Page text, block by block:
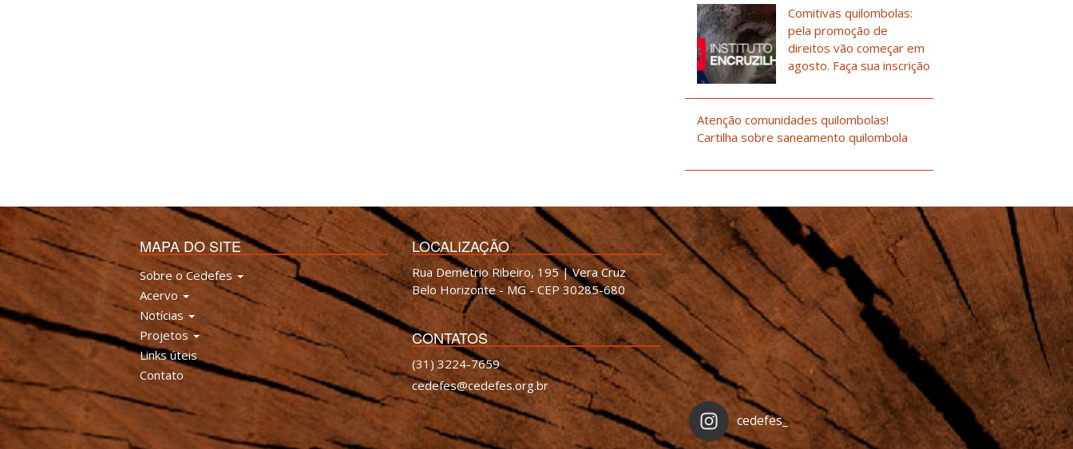
Comitivas quilombolas:
pela promoção de
direitos vão começar em
agosto. Faça sua inscrição
Atenção comunidades quilombolas!
Cartilha sobre saneamento quilombola
MAPA DO SITE
Sobre o Cedefes
Acervo
Notícias
Projetos
Links úteis
Contato
LOCALIZAÇÃO
Rua Demétrio Ribeiro, 195 | Vera Cruz
Belo Horizonte - MG - CEP 30285-680
CONTATOS
(31) 3224-7659
cedefes@cedefes.org.br
cedefes_